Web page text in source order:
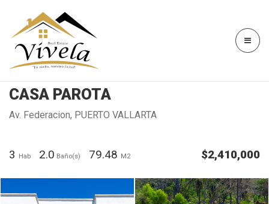
CASA PAROTA
Av. Federacion, PUERTO VALLARTA
3 Hab 2.0 Baño(s) 79.48 M2 $2,410,000
Image caption